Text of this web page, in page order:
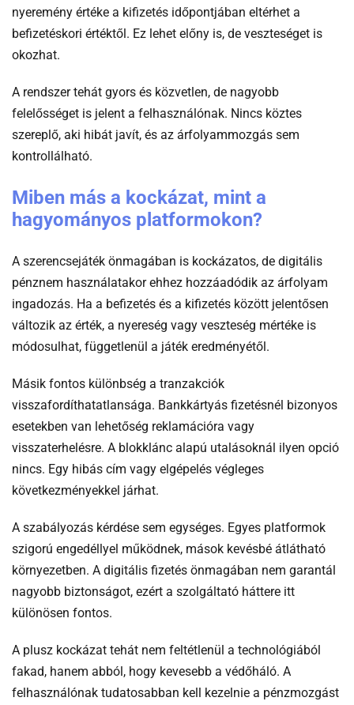
nyeremény értéke a kifizetés időpontjában eltérhet a
befizetéskori értéktől. Ez lehet előny is, de veszteséget is
okozhat.
A rendszer tehát gyors és közvetlen, de nagyobb
felelősséget is jelent a felhasználónak. Nincs köztes
szereplő, aki hibát javít, és az árfolyammozgás sem
kontrollálható.
Miben más a kockázat, mint a
hagyományos platformokon?
A szerencsejáték önmagában is kockázatos, de digitális
pénznem használatakor ehhez hozzáadódik az árfolyam
ingadozás. Ha a befizetés és a kifizetés között jelentősen
változik az érték, a nyereség vagy veszteség mértéke is
módosulhat, függetlenül a játék eredményétől.
Másik fontos különbség a tranzakciók
visszafordíthatatlansága. Bankkártyás fizetésnél bizonyos
esetekben van lehetőség reklamációra vagy
visszaterhelésre. A blokklánc alapú utalásoknál ilyen opció
nincs. Egy hibás cím vagy elgépelés végleges
következményekkel járhat.
A szabályozás kérdése sem egységes. Egyes platformok
szigorú engedéllyel működnek, mások kevésbé átlátható
környezetben. A digitális fizetés önmagában nem garantál
nagyobb biztonságot, ezért a szolgáltató háttere itt
különösen fontos.
A plusz kockázat tehát nem feltétlenül a technológiából
fakad, hanem abból, hogy kevesebb a védőháló. A
felhasználónak tudatosabban kell kezelnie a pénzmozgást